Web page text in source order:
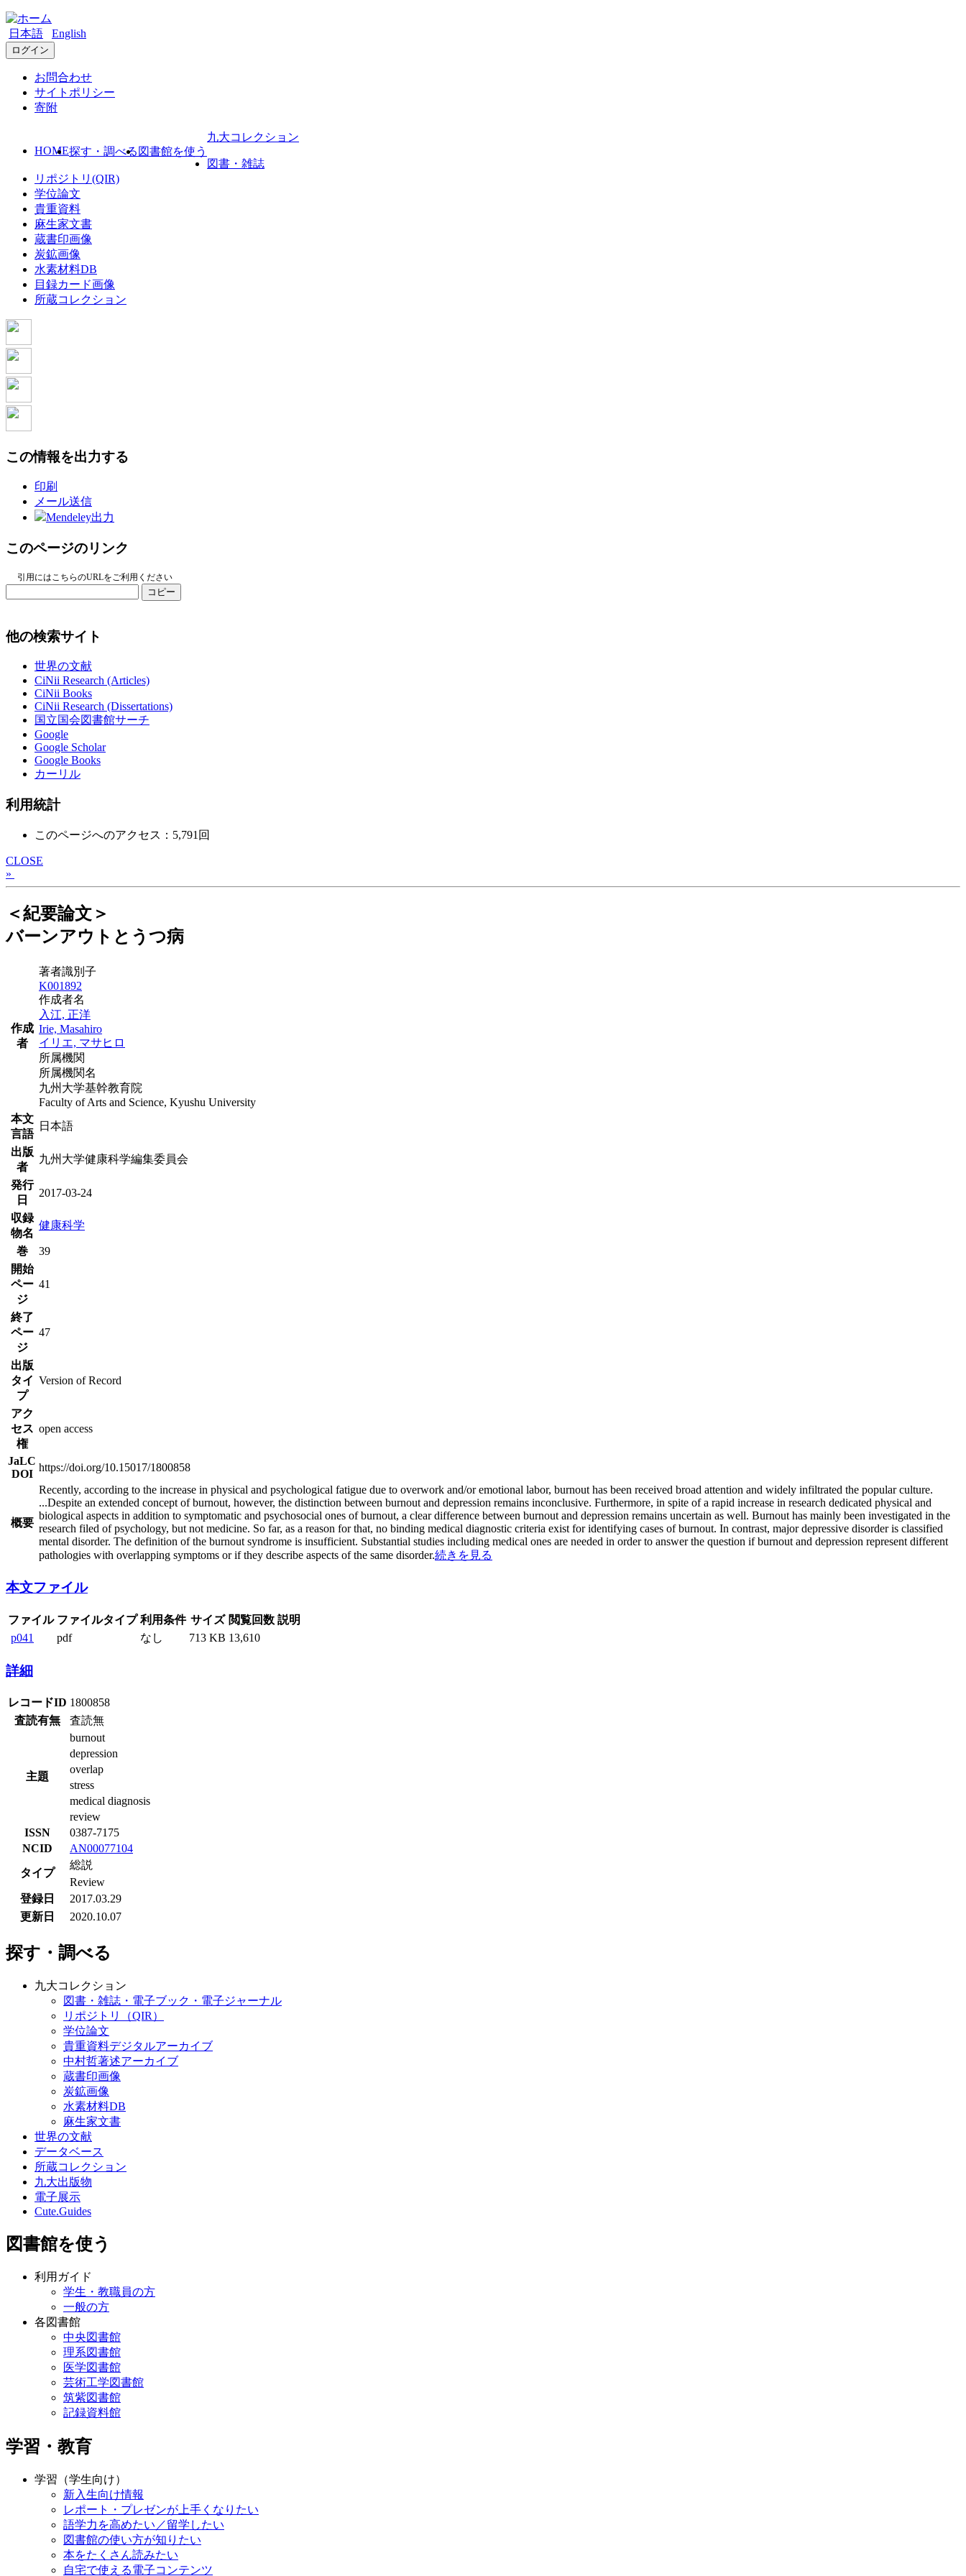
日本語 English
ログイン
お問合わせ
サイトポリシー
寄附
HOME探す・調べる 図書館を使う
九大コレクション
図書・雑誌
リポジトリ(QIR)
学位論文
貴重資料
麻生家文書
蔵書印画像
炭鉱画像
水素材料DB
目録カード画像
所蔵コレクション
この情報を出力する
印刷
メール送信
Mendeley出力
このページのリンク
引用にはこちらのURLをご利用ください
コピー
他の検索サイト
世界の文献
CiNii Research (Articles)
CiNii Books
CiNii Research (Dissertations)
国立国会図書館サーチ
Google
Google Scholar
Google Books
カーリル
利用統計
このページへのアクセス：5,791回
CLOSE
»
＜紀要論文＞
バーンアウトとうつ病
作成
者
著者識別子
K001892
作成者名
入江, 正洋
Irie, Masahiro
イリエ, マサヒロ
所属機関
所属機関名
九州大学基幹教育院
Faculty of Arts and Science, Kyushu University
本文
言語
日本語
出版
者
九州大学健康科学編集委員会
発行
日
2017-03-24
収録
物名
健康科学
巻
39
開始
ペー
ジ
41
終了
ペー
ジ
47
出版
タイ
プ
Version of Record
アク
セス
権
open access
JaLC
DOI
https://doi.org/10.15017/1800858
概要
Recently, according to the increase in physical and psychological fatigue due to overwork and/or emotional labor, burnout has been received broad attention and widely infiltrated the popular culture.
...Despite an extended concept of burnout, however, the distinction between burnout and depression remains inconclusive. Furthermore, in spite of a rapid increase in research dedicated physical and
biological aspects in addition to symptomatic and psychosocial ones of burnout, a clear difference between burnout and depression remains uncertain as well. Burnout has mainly been investigated in the
research filed of psychology, but not medicine. So far, as a reason for that, no binding medical diagnostic criteria exist for identifying cases of burnout. In contrast, major depressive disorder is classified
mental disorder. The definition of the burnout syndrome is insufficient. Substantial studies including medical ones are needed in order to answer the question if burnout and depression represent different
pathologies with overlapping symptoms or if they describe aspects of the same disorder.続きを見る
本文ファイル
ファイル ファイルタイプ 利用条件 サイズ 閲覧回数 説明
p041
pdf なし 713 KB 13,610
詳細
レコードID 1800858
査読有無
査読無
主題
burnout
depression
overlap
stress
medical diagnosis
review
ISSN
0387-7175
NCID
AN00077104
タイプ
総説
Review
登録日
2017.03.29
更新日
2020.10.07
探す・調べる
九大コレクション
図書・雑誌・電子ブック・電子ジャーナル
リポジトリ（QIR）
学位論文
貴重資料デジタルアーカイブ
中村哲著述アーカイブ
蔵書印画像
炭鉱画像
水素材料DB
麻生家文書
世界の文献
データベース
所蔵コレクション
九大出版物
電子展示
Cute.Guides
図書館を使う
利用ガイド
学生・教職員の方
一般の方
各図書館
中央図書館
理系図書館
医学図書館
芸術工学図書館
筑紫図書館
記録資料館
学習・教育
学習（学生向け）
新入生向け情報
レポート・プレゼンが上手くなりたい
語学力を高めたい／留学したい
図書館の使い方が知りたい
本をたくさん読みたい
自宅で使える電子コンテンツ